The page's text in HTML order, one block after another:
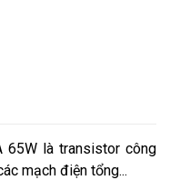
65W là transistor công
mạch điện tổng...